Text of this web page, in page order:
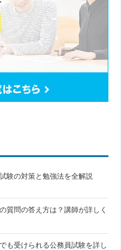
験の対策と勉強法を全解説
質問の答え方は？講師が詳しく
も受けられる公務員試験を詳し